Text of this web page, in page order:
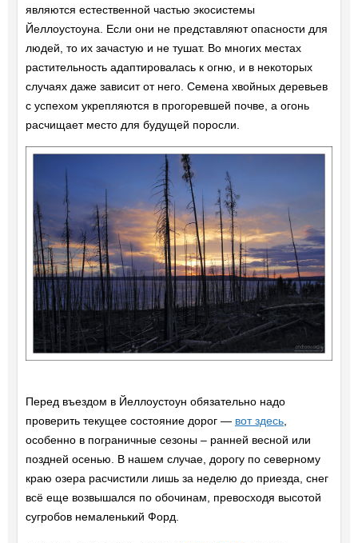
являются естественной частью экосистемы
Йеллоустоуна. Если они не представляют опасности для
людей, то их зачастую и не тушат. Во многих местах
растительность адаптировалась к огню, и в некоторых
случаях даже зависит от него. Семена хвойных деревьев
с успехом укрепляются в прогоревшей почве, а огонь
расчищает место для будущей поросли.
Перед въездом в Йеллоустоун обязательно надо
проверить текущее состояние дорог — вот здесь,
особенно в пограничные сезоны – ранней весной или
поздней осенью. В нашем случае, дорогу по северному
краю озера расчистили лишь за неделю до приезда, снег
всё еще возвышался по обочинам, превосходя высотой
сугробов немаленький Форд.